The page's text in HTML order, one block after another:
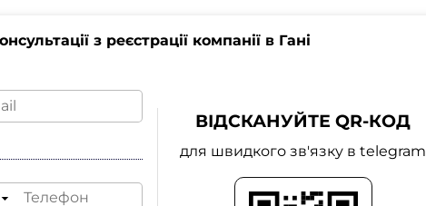
з реєстрації компанії в Гані
▼
ВІДСКАНУЙТЕ QR-КОД
для швидкого зв'язку в telegram